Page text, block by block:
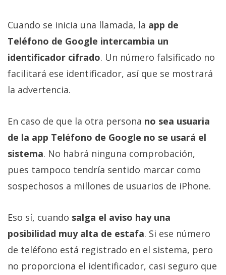
Cuando se inicia una llamada, la app de
Teléfono de Google intercambia un
identificador cifrado. Un número falsificado no
facilitará ese identificador, así que se mostrará
la advertencia.
En caso de que la otra persona no sea usuaria
de la app Teléfono de Google no se usará el
sistema. No habrá ninguna comprobación,
pues tampoco tendría sentido marcar como
sospechosos a millones de usuarios de iPhone.
Eso sí, cuando salga el aviso hay una
posibilidad muy alta de estafa. Si ese número
de teléfono está registrado en el sistema, pero
no proporciona el identificador, casi seguro que